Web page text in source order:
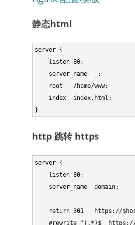
静态html
server {
    listen 80;
    server_name  _;
    root   /home/www;
    index  index.html;
http 跳转 https
server {
    listen 80;
    server_name  domain;
return 301   https://
#rewrite ^(.*)$